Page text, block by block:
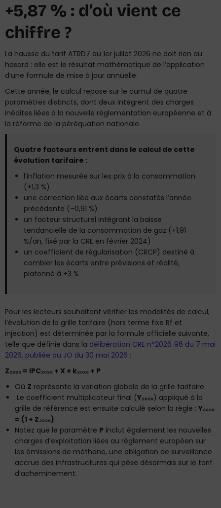
+5,87 % : d’où vient ce
chiffre ?
La hausse du tarif ATRD7 au 1er juillet 2026 ne doit rien au
hasard : elle est le résultat mathématique de l’application
d’une formule de mise à jour annuelle.
Cette année, le calcul repose sur le cumul de quatre
paramètres distincts, dont deux intègrent des charges
inédites liées à la nouvelle réglementation européenne et à
la réforme de la péréquation nationale.
Quatre facteurs entrent dans le calcul de cette
évolution tarifaire :
l’inflation mesurée sur les prix à la consommation
(+1,3 %)
une correction liée aux écarts constatés l’année
précédente (–0,91 %)
un facteur structurel intégrant la baisse
tendancielle de la consommation de gaz (+1,91
%/an, fixé par la CRE en février 2024)
un coefficient de régularisation (CRCP) destiné à
combler les écarts entre prévisions et réalité,
plafonné à +3 %
Pour les lecteurs souhaitant vérifier les modalités de calcul,
l’évolution de la grille tarifaire (hors terme fixe Rf et
injection) est déterminée par la formule officielle suivante,
telle que définie dans la délibération CRE n°2026‑96 du 7 mai
2026, publiée au JO du 30 mai 2026 :
Z₂₀₂₆ = IPC₂₀₂₆ + X + k₂₀₂₆ + P
Où Z représente la variation globale de la grille tarifaire.
Le coefficient multiplicateur final (Y₂₀₂₆) appliqué à la
grille de référence est ensuite calculé selon la règle : Y₂₀₂₆
= (1 + Z₂₀₂₆).
Notez que le paramètre P inclut également les nouvelles
charges d’exploitation liées au règlement européen sur
les émissions de méthane, une obligation de surveillance
accrue des infrastructures qui pèse désormais sur le tarif
d’acheminement.